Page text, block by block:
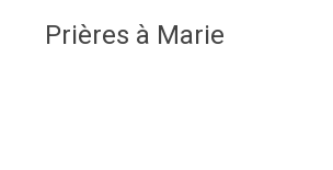
Prières à Marie